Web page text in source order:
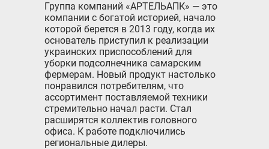
Группа компаний «АРТЕЛЬАПК» — это
компании с богатой историей, начало
которой берется в 2013 году, когда их
основатель приступил к реализации
украинских приспособлений для
уборки подсолнечника самарским
фермерам. Новый продукт настолько
понравился потребителям, что
ассортимент поставляемой техники
стремительно начал расти. Стал
расширятся коллектив головного
офиса. К работе подключились
региональные дилеры.